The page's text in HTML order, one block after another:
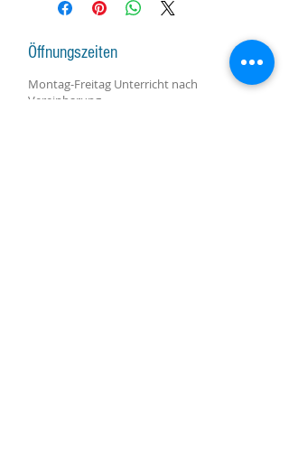
Öffnungszeiten
Montag-Freitag Unterricht nach
Vereinbarung